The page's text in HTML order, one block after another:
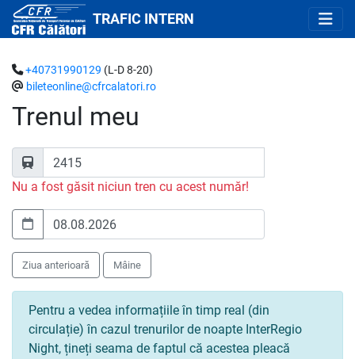
TRAFIC INTERN
Trenul meu
+40731990129 (L-D 8-20)
bileteonline@cfrcalatori.ro
Nu a fost găsit niciun tren cu acest număr!
Ziua anterioară Mâine
Pentru a vedea informațiile în timp real (din
circulație) în cazul trenurilor de noapte InterRegio
Night, țineți seama de faptul că acestea pleacă